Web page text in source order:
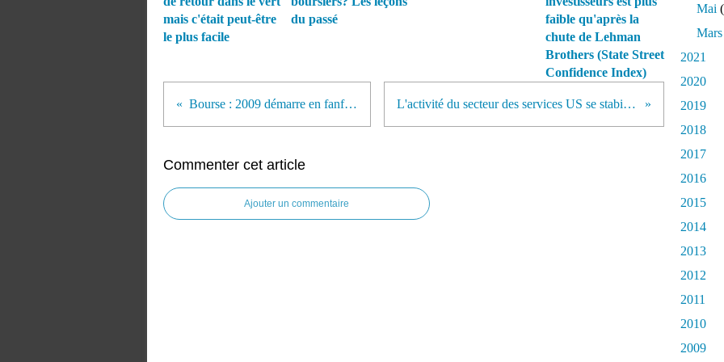
mais c'était peut-être
le plus facile
du passé
faible qu'après la
chute de Lehman
Brothers (State Street
Confidence Index)
Bourse : 2009 démarre en fanfare L'activité du secteur des services US se stabilise
Commenter cet article
Ajouter un commentaire
Mai
Mars
2021
2020
2019
2018
2017
2016
2015
2014
2013
2012
2011
2010
2009